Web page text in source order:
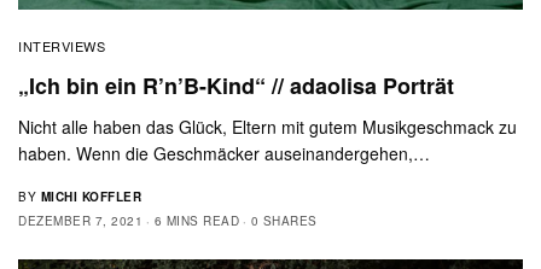
INTERVIEWS
„Ich bin ein R’n’B-Kind“ // adaolisa Porträt
Nicht alle haben das Glück, Eltern mit gutem Musikgeschmack zu
haben. Wenn die Geschmäcker auseinandergehen,…
BY MICHI KOFFLER
DEZEMBER 7, 2021
6 MINS READ 0 SHARES